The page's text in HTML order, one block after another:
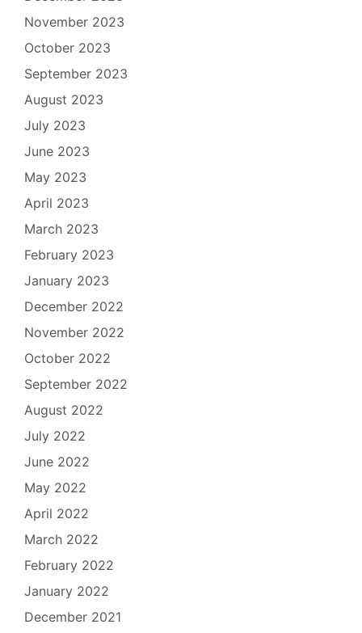
November 2023
October 2023
September 2023
August 2023
July 2023
June 2023
May 2023
April 2023
March 2023
February 2023
January 2023
December 2022
November 2022
October 2022
September 2022
August 2022
July 2022
June 2022
May 2022
April 2022
March 2022
February 2022
January 2022
December 2021